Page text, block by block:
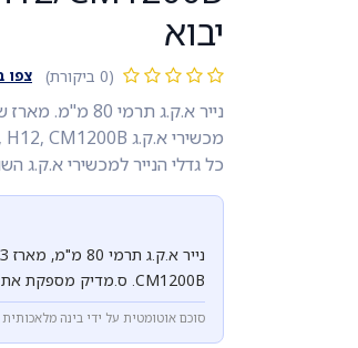
יבוא
(0 ביקורת) צפו
כל גדלי הנייר למכשירי א.ק.ג
CM1200B. ס.מדיק מספקת את כל גדלי הנייר לכל דגמי מכשירי הא.ק.ג.
סוכם אוטומטית על ידי בינה